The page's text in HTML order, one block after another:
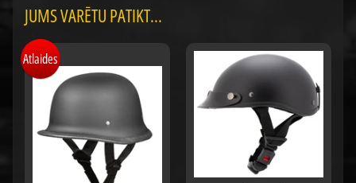
JUMS VARĒTU PATIKT...
Atlaides